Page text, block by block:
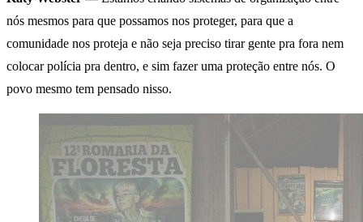
nós mesmos para que possamos nos proteger, para que a
comunidade nos proteja e não seja preciso tirar gente pra fora nem
colocar polícia pra dentro, e sim fazer uma proteção entre nós. O
povo mesmo tem pensado nisso.